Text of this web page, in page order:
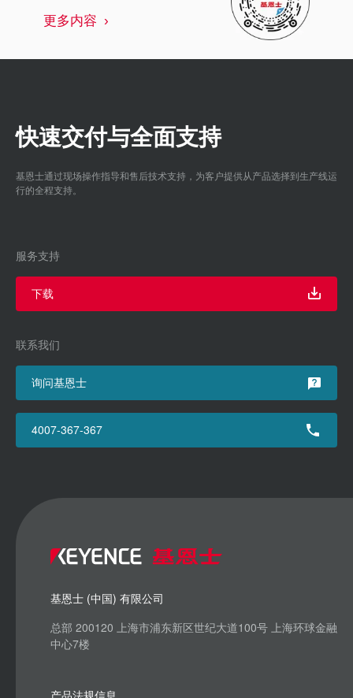
更多内容
快速交付与全面支持
基恩士通过现场操作指导和售后技术支持，为客户提供从产品选择到生产线运
行的全程支持。
服务支持
下载
联系我们
询问基恩士
4007-367-367
基恩士 (中国) 有限公司
总部 200120 上海市浦东新区世纪大道100号 上海环球金融
中心7楼
产品法规信息